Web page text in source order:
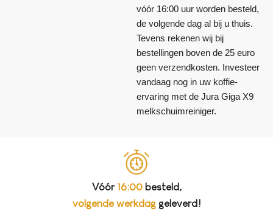
vóór 16:00 uur worden besteld,
de volgende dag al bij u thuis.
Tevens rekenen wij bij
bestellingen boven de 25 euro
geen verzendkosten. Investeer
vandaag nog in uw koffie-
ervaring met de Jura Giga X9
melkschuimreiniger.
Vóór 16:00besteld,
volgende werkdaggeleverd!